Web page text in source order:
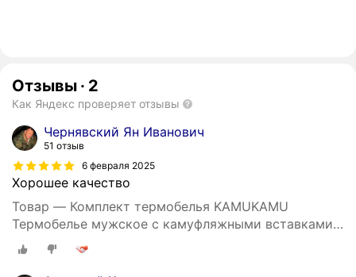
Отзывы · 2
Как Яндекс проверяет отзывы
Чернявский Ян Иванович
51 отзыв
6 февраля 2025
Хорошее качество
Товар — Комплект термобелья KAMUKAMU
Термобелье мужское с камуфляжными вставками
Mtp цвет олива зеленая, размер M, зеленый,
бежевый, коричневый